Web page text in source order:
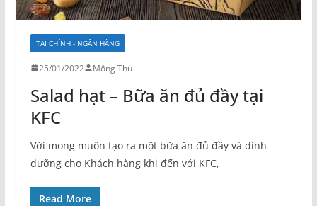
TÀI CHÍNH - NGÂN HÀNG
25/01/2022 Mộng Thu
Salad hạt – Bữa ăn đủ đầy tại
KFC
Với mong muốn tạo ra một bữa ăn đủ đầy và dinh
dưỡng cho Khách hàng khi đến với KFC,
Read More